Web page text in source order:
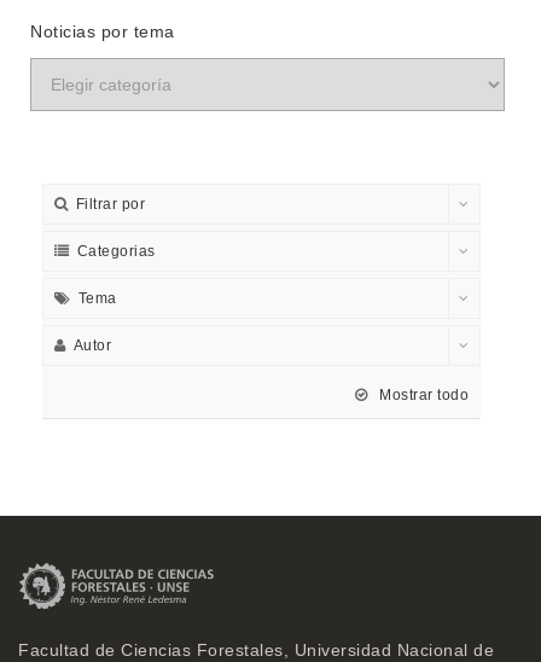
Noticias por tema
Filtrar por
Categorias
Tema
Autor
Mostrar todo
Facultad de Ciencias Forestales, Universidad Nacional de